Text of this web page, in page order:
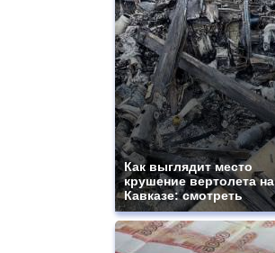
Как выглядит место
крушение вертолета на
Кавказе: смотреть